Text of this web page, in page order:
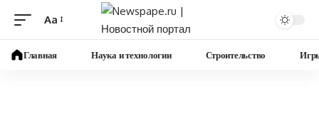
Изменение
шрифта
Aa
Главная Наука и технологии Строительство